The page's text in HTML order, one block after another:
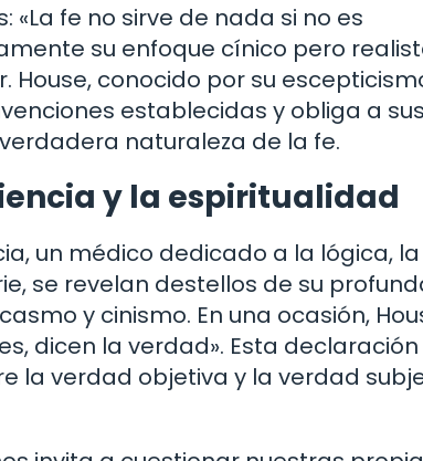
«La fe no sirve de nada si no es
su enfoque cínico pero
House, conocido por su
establecidas y obliga a
naturaleza de la fe.
y la espiritualidad
un médico dedicado a la lógica,
se revelan destellos de su
y cinismo. En una ocasión,
dicen la verdad». Esta declaración
la verdad objetiva y la verdad